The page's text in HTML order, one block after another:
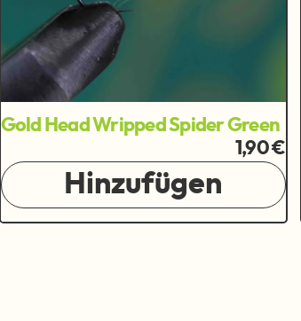
Gold Head Wripped Spider Green
1,90 €
Hinzufügen